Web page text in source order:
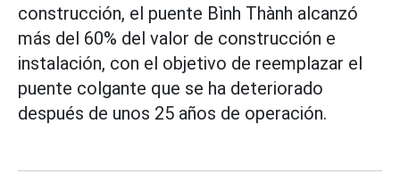
construcción, el puente Bình Thành alcanzó
más del 60% del valor de construcción e
instalación, con el objetivo de reemplazar el
puente colgante que se ha deteriorado
después de unos 25 años de operación.